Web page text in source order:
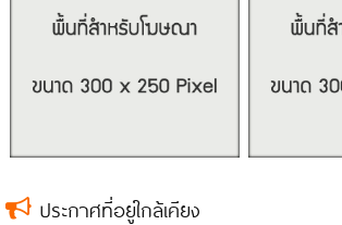
ประกาศที่อยู่ใกล้เคียง